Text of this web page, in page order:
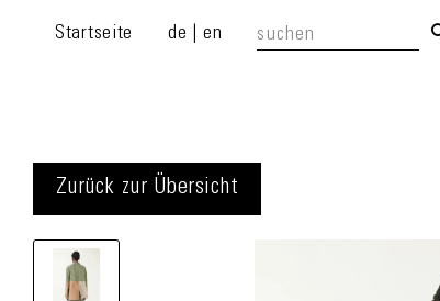
Startseite de en
Zurück zur Übersicht